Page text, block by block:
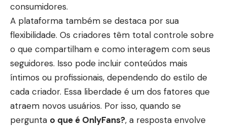
consumidores.
A plataforma também se destaca por sua
flexibilidade. Os criadores têm total controle sobre
o que compartilham e como interagem com seus
seguidores. Isso pode incluir conteúdos mais
íntimos ou profissionais, dependendo do estilo de
cada criador. Essa liberdade é um dos fatores que
atraem novos usuários. Por isso, quando se
pergunta o que é OnlyFans?, a resposta envolve